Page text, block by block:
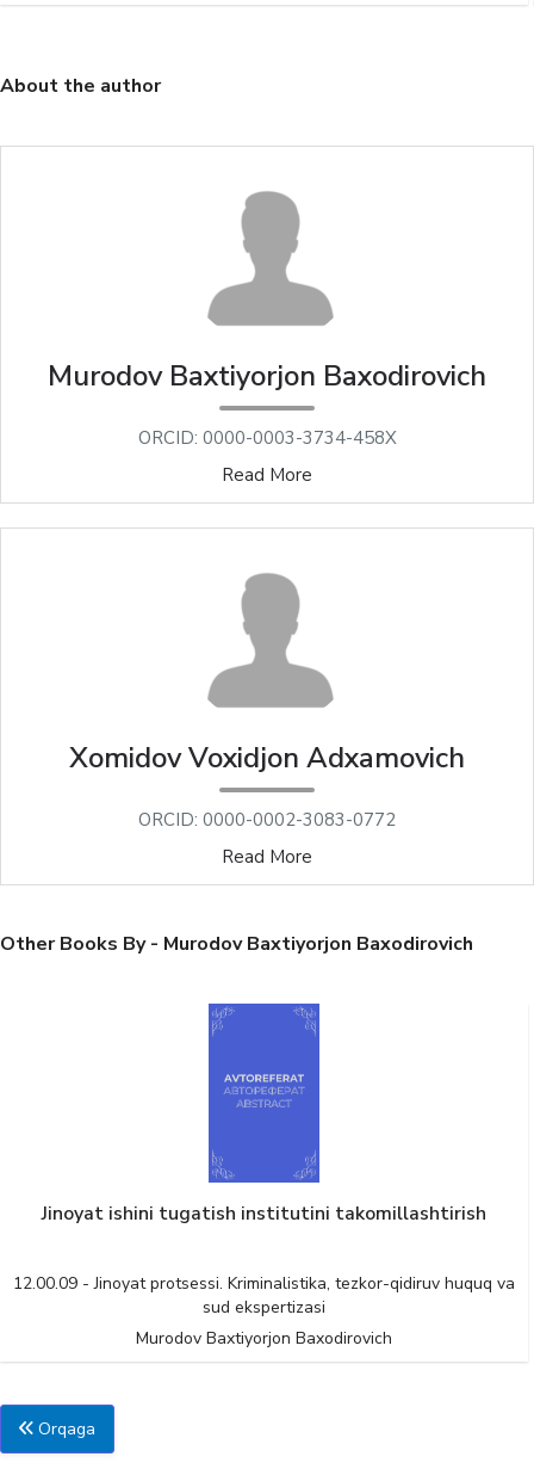
About the author
Murodov Baxtiyorjon Baxodirovich
ORCID: 0000-0003-3734-458X
Read More
Xomidov Voxidjon Adxamovich
ORCID: 0000-0002-3083-0772
Read More
Other Books By - Murodov Baxtiyorjon Baxodirovich
Jinoyat ishini tugatish institutini takomillashtirish
12.00.09 - Jinoyat protsessi. Kriminalistika, tezkor-qidiruv huquq va
sud ekspertizasi
Murodov Baxtiyorjon Baxodirovich
Orqaga